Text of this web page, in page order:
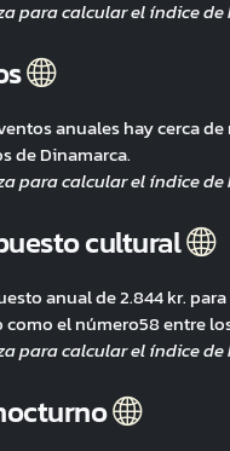
anuales hay cerca
de Dinamarca.
cultural
anual de 2.844 kr.
el número58 entre